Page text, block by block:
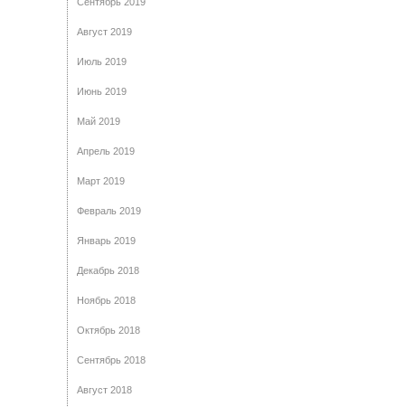
Август 2019
Июль 2019
Июнь 2019
Май 2019
Апрель 2019
Март 2019
Февраль 2019
Январь 2019
Декабрь 2018
Ноябрь 2018
Октябрь 2018
Сентябрь 2018
Август 2018